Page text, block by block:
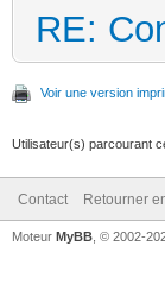
RE:
Voir une version
Utilisateur(s) parcourant
Contact Retourner
Moteur MyBB , © 2002-